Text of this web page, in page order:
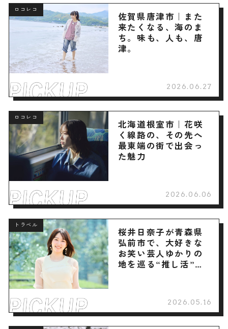
ロコレコ
佐賀県唐津市｜また
来たくなる、海のま
ち。味も、人も、唐
津。
2026.06.27
ロコレコ
北海道根室市｜花咲
く線路の、その先へ
最東端の街で出会っ
た魅力
2026.06.06
トラベル
桜井日奈子が青森県
弘前市で、大好きな
お笑い芸人ゆかりの
地を巡る“推し活”旅
2026.05.16